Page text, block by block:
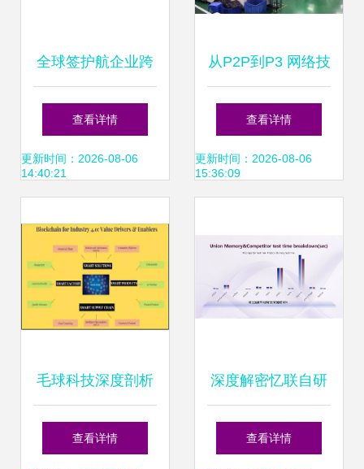
全球签护航企业跨
境经营 法大大携手
亚太国际仲裁院香
略合作，赋能互联
网数据服务
查看详情
更新时间：2026-08-06
14:40:21
从P2P到P3 网络技
术开发的演进与未
来展望
查看详情
更新时间：2026-08-06
15:36:09
毛球科技深度剖析
工业4.0中区块链技
查看详情
深度解密忆联自研
M.2 SLT系统 如何
查看详情